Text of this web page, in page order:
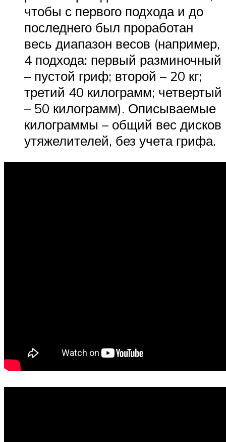
чтобы с первого подхода и до
последнего был проработан
весь диапазон весов (например,
4 подхода: первый разминочный
– пустой гриф; второй – 20 кг;
третий 40 килограмм; четвертый
– 50 килограмм). Описываемые
килограммы – общий вес дисков
утяжелителей, без учета грифа.